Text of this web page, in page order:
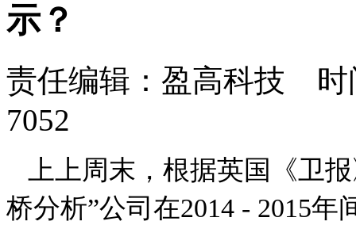
示？
责任编辑：盈高科技 时
7052
上上周末，根据英国《卫
桥分析”公司在2014 - 2015年